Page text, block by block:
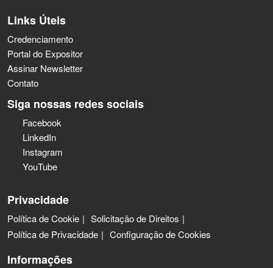
Links Úteis
Credenciamento
Portal do Expositor
Assinar Newsletter
Contato
Siga nossas redes sociais
Facebook
LinkedIn
Instagram
YouTube
Privacidade
Política de Cookie
Solicitação de Direitos
Política de Privacidade
Configuração de Cookies
Informações